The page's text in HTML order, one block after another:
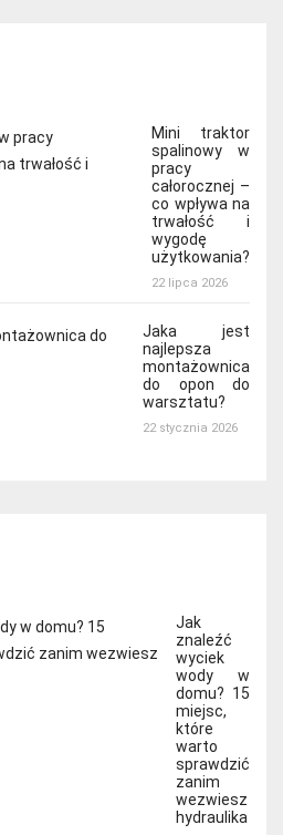
Mini traktor
spalinowy w
pracy
całorocznej –
co wpływa na
trwałość i
wygodę
użytkowania?
22 lipca 2026
Jaka jest
najlepsza
montażownica
do opon do
warsztatu?
22 stycznia 2026
Jak
znaleźć
wyciek
wody w
domu? 15
miejsc,
które
warto
sprawdzić
zanim
wezwiesz
hydraulika